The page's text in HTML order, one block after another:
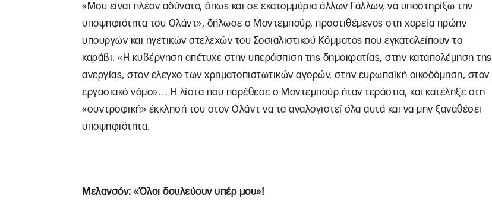
«Μου είναι πλέον αδύνατο, όπως και σε εκατομμύρια άλλων Γάλλων, να υποστηρίξω την
υποψηφιότητα του Ολάντ», δήλωσε ο Μοντεμπούρ, προστιθέμενος στη χορεία πρώην
υπουργών και ηγετικών στελεχών του Σοσιαλιστικού Κόμματος που εγκαταλείπουν το
καράβι. «Η κυβέρνηση απέτυχε στην υπεράσπιση της δημοκρατίας, στην καταπολέμηση της
ανεργίας, στον έλεγχο των χρηματοπιστωτικών αγορών, στην ευρωπαϊκή οικοδόμηση, στον
εργασιακό νόμο»… Η λίστα που παρέθεσε ο Μοντεμπούρ ήταν τεράστια, και κατέληξε στη
«συντροφική» έκκλησή του στον Ολάντ να τα αναλογιστεί όλα αυτά και να μην ξαναθέσει
υποψηφιότητα.
Μελανσόν: «Όλοι δουλεύουν υπέρ μου»!